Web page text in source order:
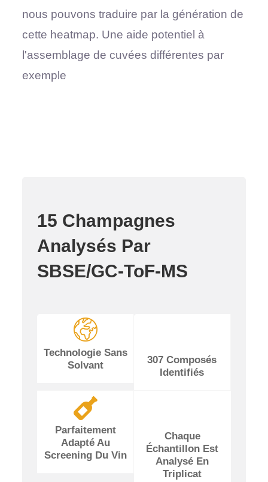
nous pouvons traduire par la génération de
cette heatmap. Une aide potentiel à
l'assemblage de cuvées différentes par
exemple
15 Champagnes
Analysés Par
SBSE/GC-ToF-MS
Technologie Sans
Solvant
307 Composés
Identifiés
Parfaitement
Adapté Au
Screening Du Vin
Chaque
Échantillon Est
Analysé En
Triplicat